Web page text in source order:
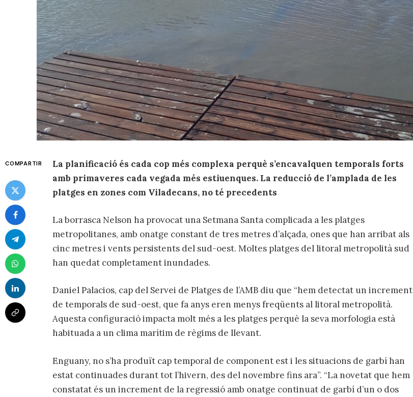
COMPARTIR
La planificació és cada cop més complexa perquè s’encavalquen temporals forts
amb primaveres cada vegada més estiuenques. La reducció de l’amplada de les
platges en zones com Viladecans, no té precedents
La borrasca Nelson ha provocat una Setmana Santa complicada a les platges
metropolitanes, amb onatge constant de tres metres d’alçada, ones que han arribat als
cinc metres i vents persistents del sud-oest. Moltes platges del litoral metropolità sud
han quedat completament inundades.
Daniel Palacios, cap del Servei de Platges de l’AMB diu que “hem detectat un increment
de temporals de sud-oest, que fa anys eren menys freqüents al litoral metropolità.
Aquesta configuració impacta molt més a les platges perquè la seva morfologia està
habituada a un clima marítim de règims de llevant.
Enguany, no s’ha produït cap temporal de component est i les situacions de garbí han
estat continuades durant tot l’hivern, des del novembre fins ara”. “La novetat que hem
constatat és un increment de la regressió amb onatge continuat de garbí d’un o dos